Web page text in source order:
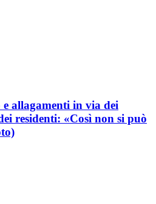
e allagamenti in via dei
residenti: «Così non si può